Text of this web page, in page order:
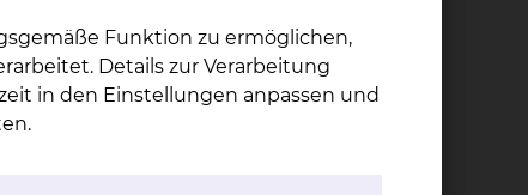
Funktion zu ermöglichen,
Details zur Verarbeitung
in den Einstellungen anpassen und